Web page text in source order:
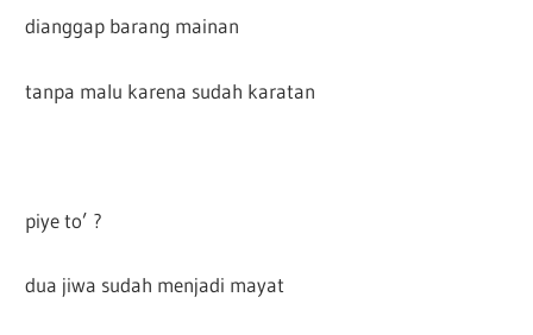
dianggap barang mainan
tanpa malu karena sudah karatan
piye to’ ?
dua jiwa sudah menjadi mayat